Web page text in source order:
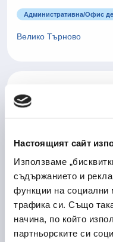
Настоящият сайт
Използваме
съдържанието и
функции на социални
трафика си. Също
начина, по който
партньорските си
Административна/Oфис
Велико Търново
Оператор
Лекарствени
Laboratory
Associate